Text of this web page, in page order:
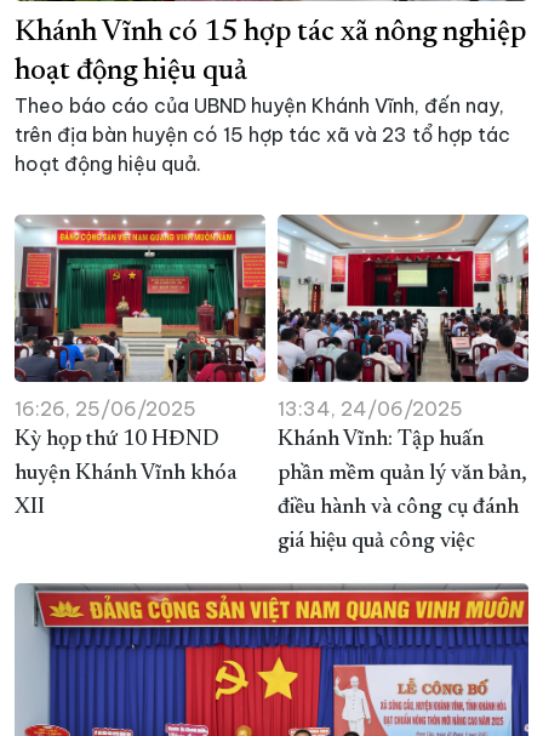
XÂY DỰNG KHÁNH HÒA TRỞ THÀNH THÀNH PHỐ TRỰC THUỘC
ĐẠI HỘI ĐẢNG CÁC CẤP TRANG CHỦ
Khánh Vĩnh có 15 hợp tác xã nông nghiệp
hoạt động hiệu quả
Theo báo cáo của UBND huyện Khánh Vĩnh, đến nay,
trên địa bàn huyện có 15 hợp tác xã và 23 tổ hợp tác
hoạt động hiệu quả.
16:26, 25/06/2025
Kỳ họp thứ 10 HĐND
huyện Khánh Vĩnh khóa
XII
13:34, 24/06/2025
Khánh Vĩnh: Tập huấn
phần mềm quản lý văn bản,
điều hành và công cụ đánh
giá hiệu quả công việc